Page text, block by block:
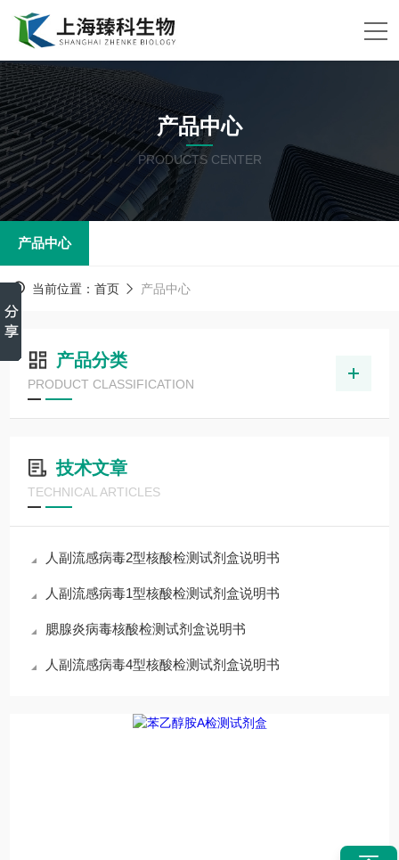
产品中心
PRODUCTS CENTER
产品中心
当前位置： 首页 产品中心
产品分类
PRODUCT CLASSIFICATION
技术文章
TECHNICAL ARTICLES
人副流感病毒2型核酸检测试剂盒说明书
人副流感病毒1型核酸检测试剂盒说明书
腮腺炎病毒核酸检测试剂盒说明书
人副流感病毒4型核酸检测试剂盒说明书